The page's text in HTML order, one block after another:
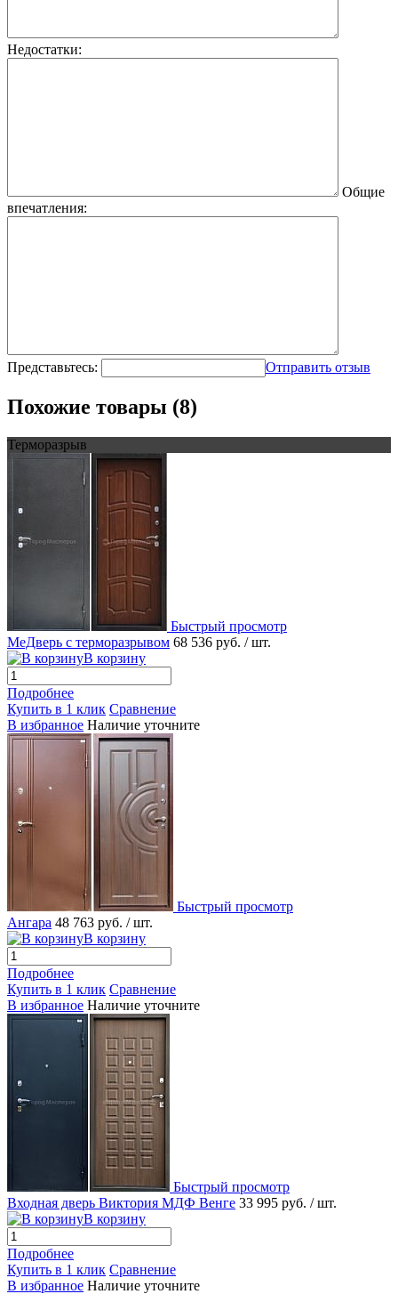
Недостатки:
Общие
впечатления:
Представьтесь: Отправить отзыв
Похожие товары (8)
Терморазрыв
Быстрый просмотр
МеДверь с терморазрывом 68 536 руб. / шт.
В корзину
Подробнее
Купить в 1 клик Сравнение
В избранное Наличие уточните
Быстрый просмотр
Ангара 48 763 руб. / шт.
В корзину
Подробнее
Купить в 1 клик Сравнение
В избранное Наличие уточните
Быстрый просмотр
Входная дверь Виктория МДФ Венге 33 995 руб. / шт.
В корзину
Подробнее
Купить в 1 клик Сравнение
В избранное Наличие уточните